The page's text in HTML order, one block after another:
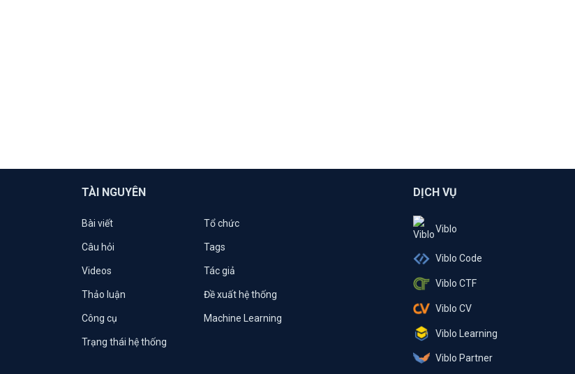
TÀI NGUYÊN
Bài viết Tổ chức
Câu hỏi Tags
Videos Tác giả
Thảo luận Đề xuất hệ thống
Công cụ Machine Learning
Trạng thái hệ thống
DỊCH VỤ
Viblo
Viblo Code
Viblo CTF
Viblo CV
Viblo Learning
Viblo Partner